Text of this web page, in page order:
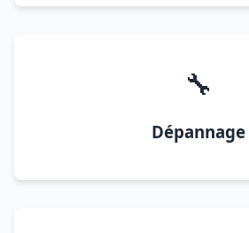
🔧
Dépannage